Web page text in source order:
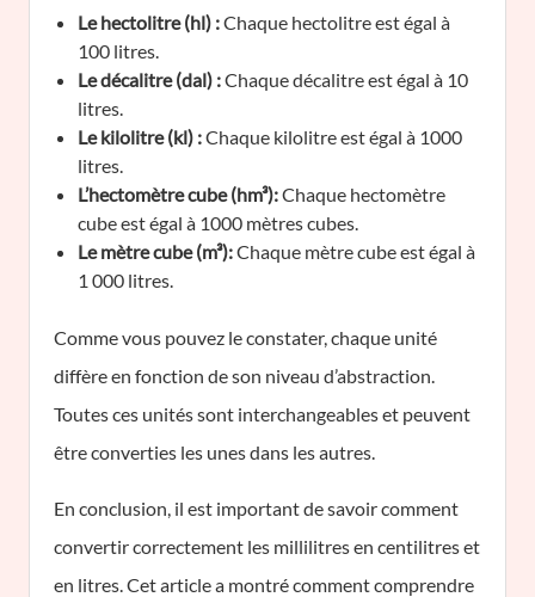
Le hectolitre (hl) :Chaque hectolitre est égal à
100 litres.
Le décalitre (dal) :Chaque décalitre est égal à 10
litres.
Le kilolitre (kl) :Chaque kilolitre est égal à 1000
litres.
L’hectomètre cube (hm³):Chaque hectomètre
cube est égal à 1000 mètres cubes.
Le mètre cube (m³):Chaque mètre cube est égal à
1 000 litres.
Comme vous pouvez le constater, chaque unité
diffère en fonction de son niveau d’abstraction.
Toutes ces unités sont interchangeables et peuvent
être converties les unes dans les autres.
En conclusion, il est important de savoir comment
convertir correctement les millilitres en centilitres et
en litres. Cet article a montré comment comprendre